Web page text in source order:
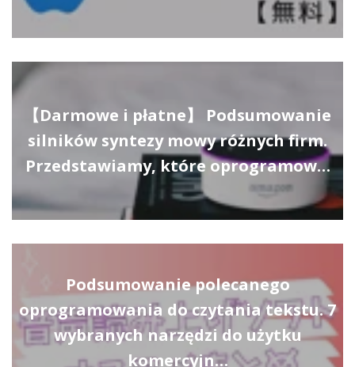
【Darmowe i płatne】 Podsumowanie
silników syntezy mowy różnych firm.
Przedstawiamy, które oprogramow…
Podsumowanie polecanego
oprogramowania do czytania tekstu. 7
wybranych narzędzi do użytku
komercyjn…